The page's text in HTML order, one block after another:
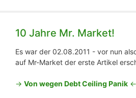
10 Jahre Mr. Market!
Es war der 02.08.2011 - vor nun
auf Mr-Market der erste Artikel
-> Von wegen Debt Ceiling Panik <-